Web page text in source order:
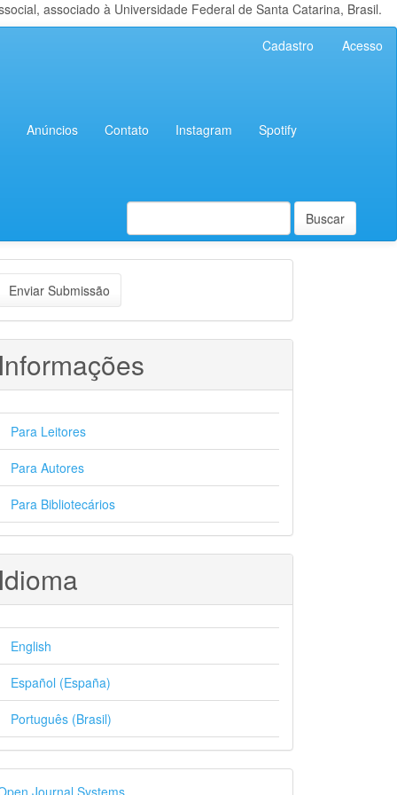
associado à Universidade Federal de Santa Catarina, Brasil.
Cadastro Acesso
Anúncios Contato Instagram Spotify
Buscar
Enviar Submissão
Para Leitores
Para Autores
Para Bibliotecários
English
Español (España)
Português (Brasil)
Journal Systems